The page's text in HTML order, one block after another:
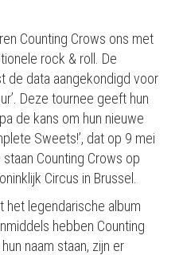
Counting Crows ons met
rock & roll. De
de data aangekondigd voor
Deze tournee geeft hun
de kans om hun nieuwe
Sweets!’, dat op 9 mei
Counting Crows op
Circus in Brussel.
het legendarische album
hebben Counting
naam staan, zijn er